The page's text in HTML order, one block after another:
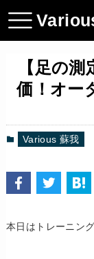
【足の
価！オー
Various 蘇我
本日はトレーニン